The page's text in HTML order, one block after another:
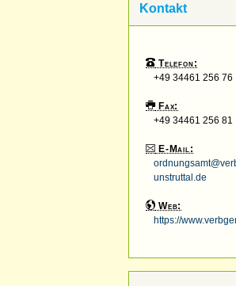
Kontakt
Telefon:
+49 34461 256 76
Fax:
+49 34461 256 81
E-Mail:
unstruttal.de
Web:
https://